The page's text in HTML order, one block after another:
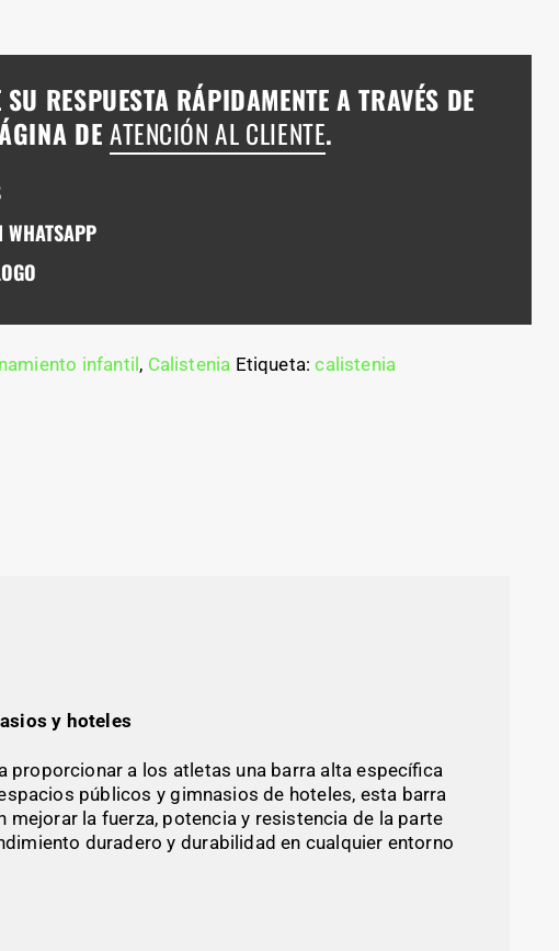
SU RESPUESTA RÁPIDAMENTE A TRAVÉS DE
DE ATENCIÓN AL CLIENTE.
WHATSAPP
infantil , Calistenia Etiqueta:calistenia
y hoteles
proporcionar a los atletas una barra alta específica
públicos y gimnasios de hoteles, esta barra
la fuerza, potencia y resistencia de la parte
duradero y durabilidad en cualquier entorno